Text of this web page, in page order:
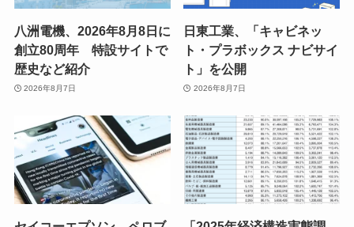
八洲電機、2026年8月8日に
創立80周年 特設サイトで
歴史など紹介
2026年8月7日
日東工業、「キャビネッ
ト・プラボックス ナビサイ
ト」を公開
2026年8月7日